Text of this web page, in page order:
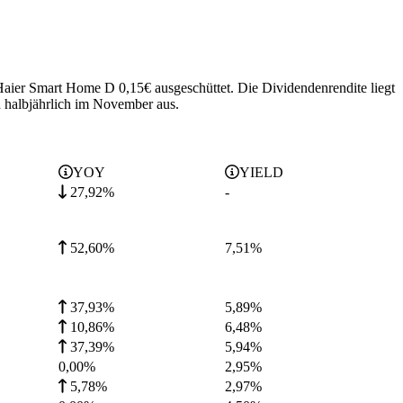
Smart Home D 0,15€ ausgeschüttet. Die Dividendenrendite liegt
im November aus.
YOY
YIELD
27,92%
-
52,60% 7,51%
37,93% 5,89%
10,86% 6,48%
37,39% 5,94%
0,00% 2,95%
5,78% 2,97%